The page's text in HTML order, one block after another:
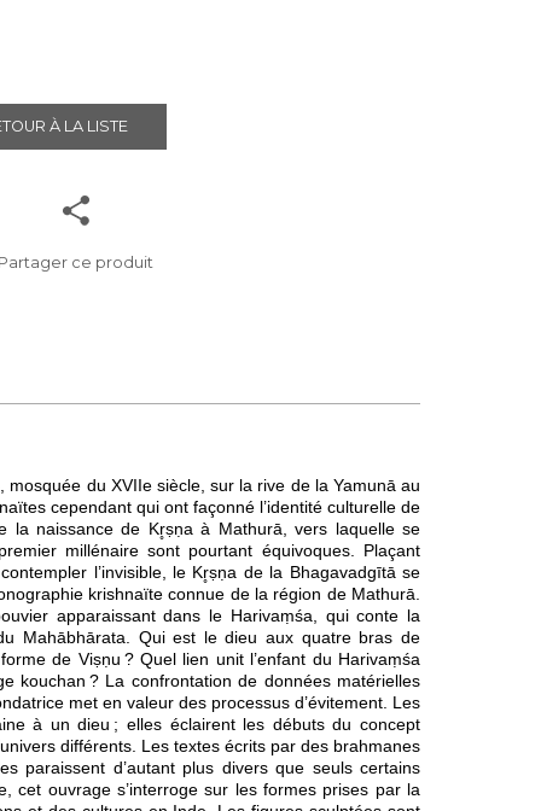
À LA LISTE
Partager ce produit
du XVIIe siècle, sur la rive de la Yamunā au
cependant qui ont façonné l’identité culturelle de
la naissance de Kr̥ṣṇa à Mathurā, vers laquelle se
millénaire sont pourtant équivoques. Plaçant
l’invisible, le Kr̥ṣṇa de la Bhagavadgītā se
krishnaïte connue de la région de Mathurā.
apparaissant dans le Harivaṃśa, qui conte la
Mahābhārata. Qui est le dieu aux quatre bras de
de Viṣṇu ? Quel lien unit l’enfant du Harivaṃśa
kouchan ? La confrontation de données matérielles
met en valeur des processus d’évitement. Les
à un dieu ; elles éclairent les débuts du concept
différents. Les textes écrits par des brahmanes
paraissent d’autant plus divers que seuls certains
cet ouvrage s’interroge sur les formes prises par la